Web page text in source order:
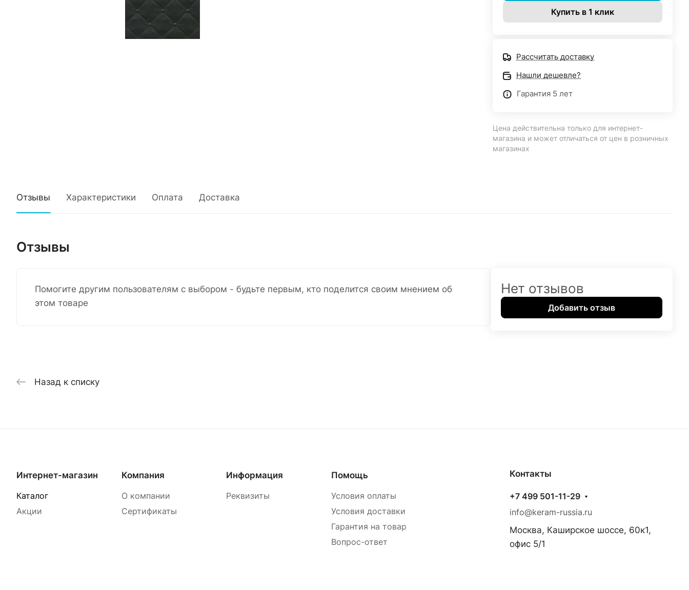
Купить в 1 клик
Рассчитать доставку
Нашли дешевле?
Гарантия 5 лет
Цена действительна только для интернет-
магазина и может отличаться от цен в розничных
магазинах
Отзывы Характеристики Оплата Доставка
Отзывы
Помогите другим пользователям с выбором - будьте первым, кто поделится своим мнением об
этом товаре
Нет отзывов
Добавить отзыв
Назад к списку
Интернет-магазин
Каталог
Акции
Компания
О компании
Сертификаты
Информация
Реквизиты
Помощь
Условия оплаты
Условия доставки
Гарантия на товар
Вопрос-ответ
Контакты
+7 499 501-11-29
info@keram-russia.ru
Москва, Каширское шоссе, 60к1,
офис 5/1